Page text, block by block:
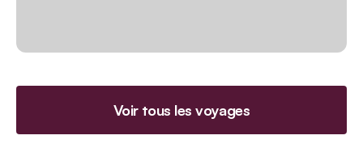
Voir tous les voyages